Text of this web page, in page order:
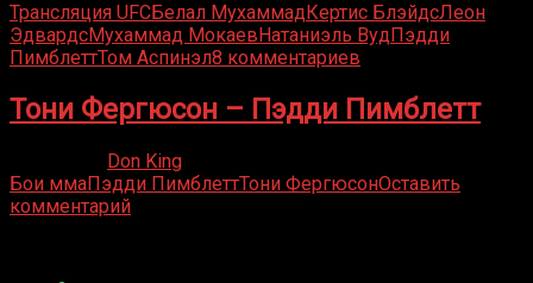
Трансляция UFCБелал МухаммадКертис БлэйдсЛеон
ЭдвардсМухаммад Мокаев Натаниэль ВудПэдди
ПимблеттТом Аспинэл8 комментариев
Тони Фергюсон – Пэдди Пимблетт
Don King
Бои ммаПэдди ПимблеттТони ФергюсонОставить
комментарий